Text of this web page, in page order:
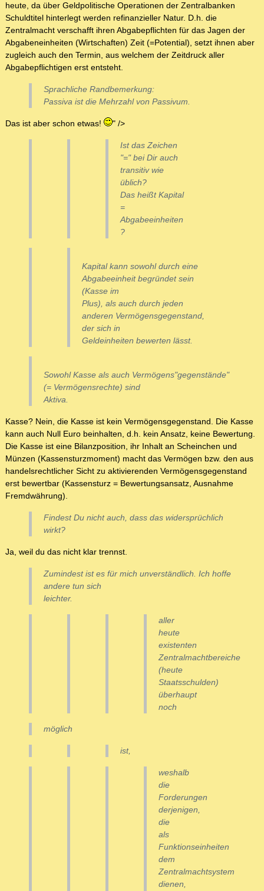
heute, da über Geldpolitische Operationen der Zentralbanken
Schuldtitel hinterlegt werden refinanzieller Natur. D.h. die
Zentralmacht verschafft ihren Abgabepflichten für das Jagen der
Abgabeneinheiten (Wirtschaften) Zeit (=Potential), setzt ihnen aber
zugleich auch den Termin, aus welchem der Zeitdruck aller
Abgabepflichtigen erst entsteht.
Sprachliche Randbemerkung:
Passiva ist die Mehrzahl von Passivum.
Das ist aber schon etwas! " />
Ist das Zeichen
"=" bei Dir auch
transitiv wie
üblich?
Das heißt Kapital
=
Abgabeeinheiten
?
Kapital kann sowohl durch eine
Abgabeeinheit begründet sein
(Kasse im
Plus), als auch durch jeden
anderen Vermögensgegenstand,
der sich in
Geldeinheiten bewerten lässt.
Sowohl Kasse als auch Vermögens"gegenstände"
(= Vermögensrechte) sind
Aktiva.
Kasse? Nein, die Kasse ist kein Vermögensgegenstand. Die Kasse
kann auch Null Euro beinhalten, d.h. kein Ansatz, keine Bewertung.
Die Kasse ist eine Bilanzposition, ihr Inhalt an Scheinchen und
Münzen (Kassensturzmoment) macht das Vermögen bzw. den aus
handelsrechtlicher Sicht zu aktivierenden Vermögensgegenstand
erst bewertbar (Kassensturz = Bewertungsansatz, Ausnahme
Fremdwährung).
Findest Du nicht auch, dass das widersprüchlich
wirkt?
Ja, weil du das nicht klar trennst.
Zumindest ist es für mich unverständlich. Ich hoffe
andere tun sich
leichter.
aller
heute
existenten
Zentralmachtbereiche
(heute
Staatsschulden)
überhaupt
noch
möglich
ist,
weshalb
die
Forderungen
derjenigen,
die
als
Funktionseinheiten
dem
Zentralmachtsystem
dienen,